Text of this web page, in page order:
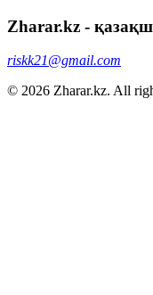
Zharar.kz -
riskk21@gmail.com
© 2026 Zharar.kz. All